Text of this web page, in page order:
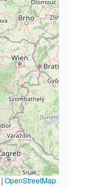
| OpenStreetMap